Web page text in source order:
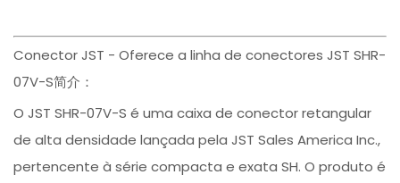
Conector JST - Oferece a linha de conectores JST SHR-
07V-S简介：
O JST SHR-07V-S é uma caixa de conector retangular
de alta densidade lançada pela JST Sales America Inc.,
pertencente à série compacta e exata SH. O produto é